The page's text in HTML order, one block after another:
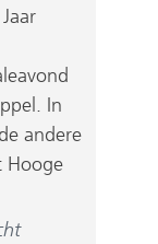
In
andere
Hooge